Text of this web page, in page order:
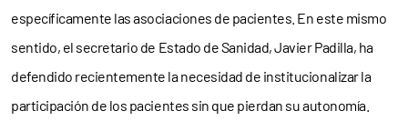
específicamente las asociaciones de pacientes. En este mismo
sentido, el secretario de Estado de Sanidad, Javier Padilla, ha
defendido recientemente la necesidad de institucionalizar la
participación de los pacientes sin que pierdan su autonomía.